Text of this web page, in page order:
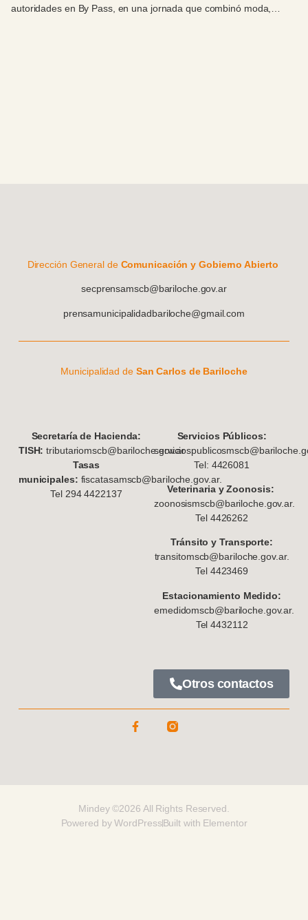
autoridades en By Pass, en una jornada que combinó moda,
Dirección General de Comunicación y Gobierno Abierto
secprensamscb@bariloche.gov.ar
prensamunicipalidadbariloche@gmail.com
Municipalidad deSan Carlos de Bariloche
Secretaría de Hacienda:
TISH: tributariomscb@bariloche.gov.ar
Tasas
municipales: fiscatasamscb@bariloche.gov.ar.
Tel 294 4422137
Servicios Públicos:
Tel: 4426081
Veterinaria y Zoonosis:
zoonosismscb@bariloche.gov.ar.
Tel 4426262
Tránsito y Transporte:
transitomscb@bariloche.gov.ar.
Tel 4423469
Estacionamiento Medido:
emedidomscb@bariloche.gov.ar.
Tel 4432112
Otros contactos
Mindey ©2026 All Rights Reserved.
Powered by WordPressBuilt with Elementor